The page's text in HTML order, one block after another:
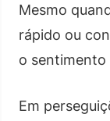
Mesmo
rápido ou
o sentimento
Em